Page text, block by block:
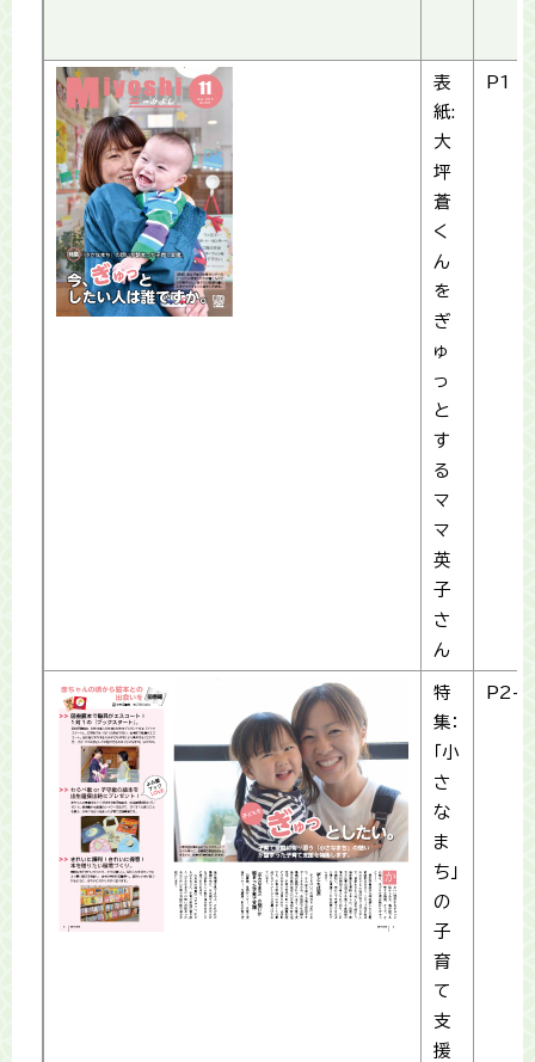
表
紙:
大
坪
蒼
く
ん
を
ぎ
ゅ
っ
と
す
る
マ
マ
英
子
さ
ん
P1
特
集：
「小
さ
な
ま
ち」
の
子
育
て
支
援
P2-3